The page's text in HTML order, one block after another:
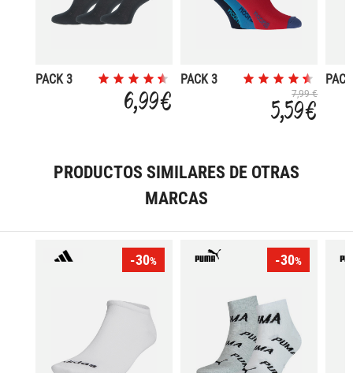
PACK 3
6,99 €
PACK 3
7,99 €
5,59 €
PRODUCTOS SIMILARES DE OTRAS
MARCAS
-30% -30%